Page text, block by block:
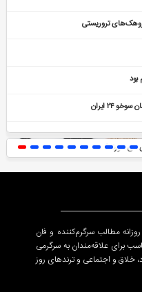
بود
۲۴ ایران
خورند؟
حوزه ارائه روزانه مطالب سرگرم‌کننده و فان
برای علاقه‌مندان به سرگرمی
خلاق و اجتماعی و ترندهای روز